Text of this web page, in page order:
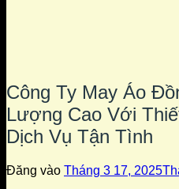
Công Ty May Áo
Lượng Cao Với
Dịch Vụ Tận Tình
Đăng vào Tháng 3 17, 2025